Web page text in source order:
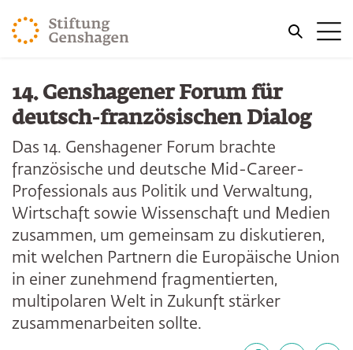
ZUM HAUPTINHALT SPRINGEN
ZUR SUCHE SPRINGEN
14. Genshagener Forum für
deutsch-französischen Dialog
Das 14. Genshagener Forum brachte
französische und deutsche Mid-Career-
Professionals aus Politik und Verwaltung,
Wirtschaft sowie Wissenschaft und Medien
zusammen, um gemeinsam zu diskutieren,
mit welchen Partnern die Europäische Union
in einer zunehmend fragmentierten,
multipolaren Welt in Zukunft stärker
zusammenarbeiten sollte.